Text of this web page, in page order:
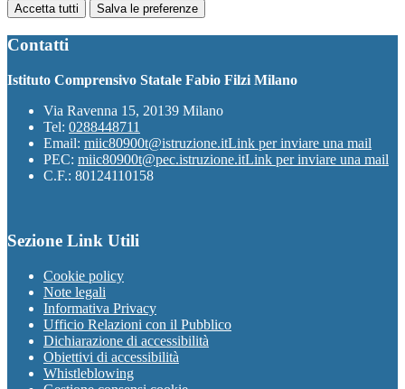
Accetta tutti Salva le preferenze
Contatti
Istituto Comprensivo Statale Fabio Filzi Milano
Via Ravenna 15, 20139 Milano
Tel: 0288448711
Email: miic80900t@istruzione.itLink per inviare una mail
PEC: miic80900t@pec.istruzione.itLink per inviare una mail
C.F.: 80124110158
Sezione Link Utili
Cookie policy
Note legali
Informativa Privacy
Ufficio Relazioni con il Pubblico
Dichiarazione di accessibilità
Obiettivi di accessibilità
Whistleblowing